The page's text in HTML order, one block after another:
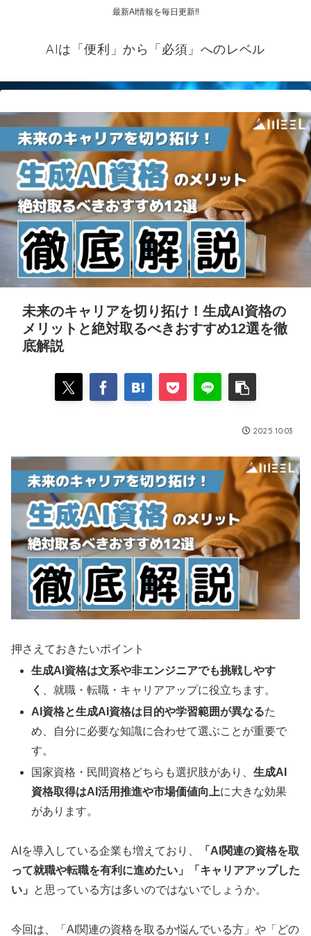
最新AI情報を毎日更新‼
AIは「便利」から「必須」へのレベル
未来のキャリアを切り拓け！生成AI資格の
メリットと絶対取るべきおすすめ12選を徹
底解説
2025.10.03
押さえておきたいポイント
生成AI資格は文系や非エンジニアでも挑戦しやす
く
、就職・転職・キャリアアップに役立ちます。
AI資格と生成AI資格は目的や学習範囲が異なるた
め、自分に必要な知識に合わせて選ぶことが重要で
す。
国家資格・民間資格どちらも選択肢があり、生成AI
資格取得はAI活用推進や市場価値向上に大きな効果
があります。
AIを導入している企業も増えており、
「AI関連の資格を取
って就職や転職を有利に進めたい」「キャリアアップした
い」
と思っている方は多いのではないでしょうか。
今回は、「AI関連の資格を取るか悩んでいる方」や「どの